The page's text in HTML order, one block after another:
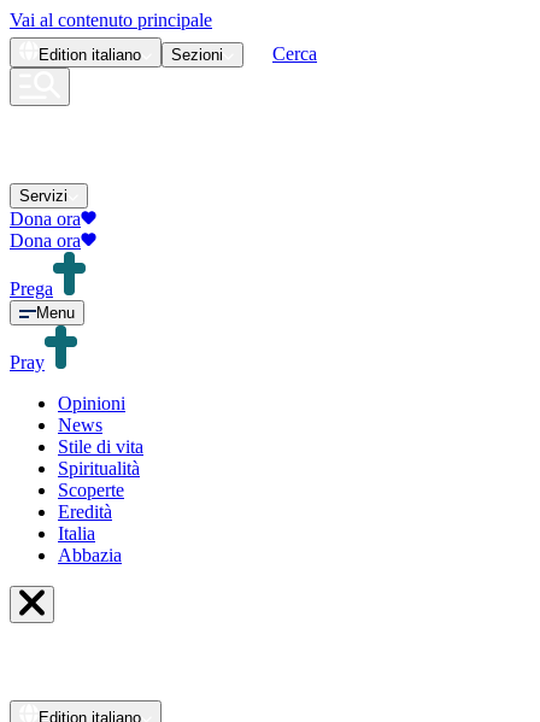
Vai al contenuto principale
Edition italiano Sezioni Cerca
Servizi
Dona ora
Dona ora
Prega
Menu
Pray
Opinioni
News
Stile di vita
Spiritualità
Scoperte
Eredità
Italia
Abbazia
Edition italiano